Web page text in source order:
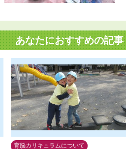
あなたにおすすめの記事
育脳カリキュラムについて